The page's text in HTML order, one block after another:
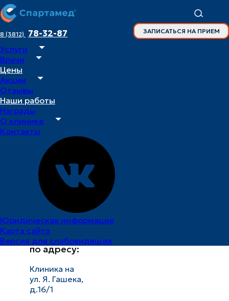
8 (3812) 78-32-87 ЗАПИСАТЬСЯ НА ПРИЕМ
Услуги
Врачи
Цены
Акции
Отзывы
Наши работы
Награды
О клинике
Контакты
Юридическая информация
Карта сайта
Версия для слабовидящих
Главная
Врачи
врач –
стоматолог
детский
Вассерман
Марина
Леонидовна
Специалист
принимает
по адресу:
Клиника на
ул. Я. Гашека,
д.16/1